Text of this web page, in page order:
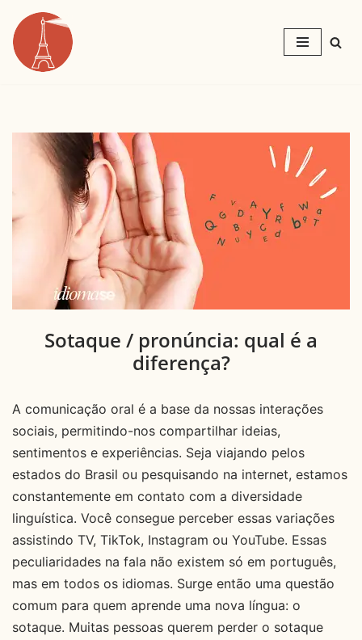
Pular
para
Sotaque / pronúncia: qual é a
diferença?
A comunicação oral é a base da nossas interações
sociais, permitindo-nos compartilhar ideias,
sentimentos e experiências. Seja viajando pelos
estados do Brasil ou pesquisando na internet, estamos
constantemente em contato com a diversidade
linguística. Você consegue perceber essas variações
assistindo TV, TikTok, Instagram ou YouTube. Essas
peculiaridades na fala não existem só em português,
mas em todos os idiomas. Surge então uma questão
comum para quem aprende uma nova língua: o
sotaque. Muitas pessoas querem perder o sotaque